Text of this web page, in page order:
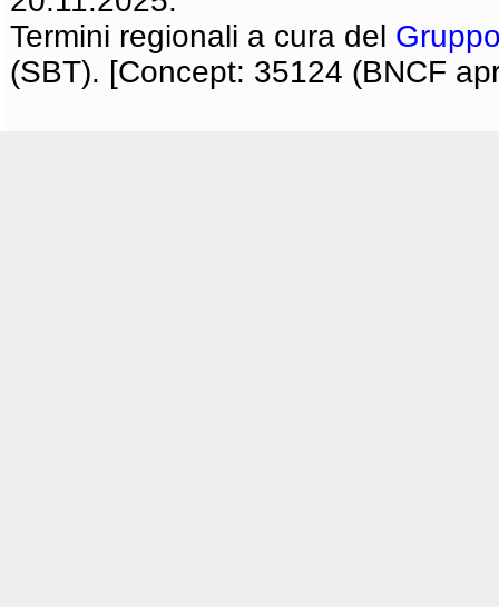
Termini regionali a cura del
(SBT). [Concept: 35124 (BNCF